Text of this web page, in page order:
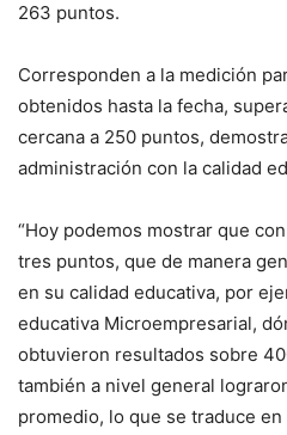
263 puntos.
Corresponden a la medición
obtenidos hasta la fecha,
cercana a 250 puntos,
administración con la calidad
“Hoy podemos mostrar que
tres puntos, que de manera
en su calidad educativa, por
educativa Microempresarial,
obtuvieron resultados sobre
también a nivel general
promedio, lo que se traduce